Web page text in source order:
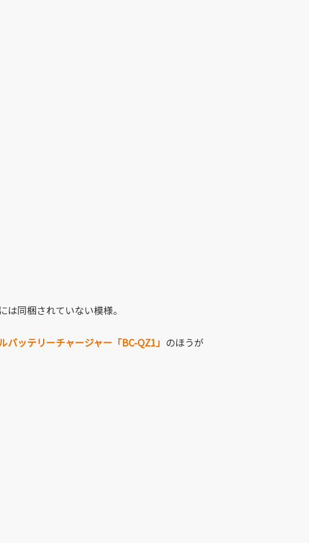
には同梱されていない模様。
バッテリーチャージャー「BC-QZ1」 のほうが